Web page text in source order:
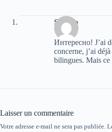
Serbero
Интересно! J’ai
concerne, j’ai
bilingues. Mais ce
Laisser un commentaire
Votre adresse e-mail ne sera pas publiée.